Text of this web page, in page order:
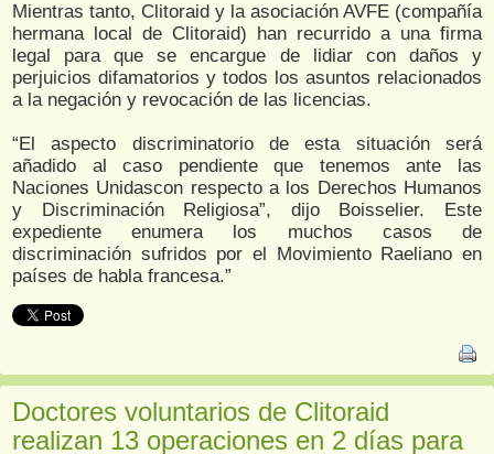
Mientras tanto, Clitoraid y la asociación AVFE (compañía
hermana local de Clitoraid) han recurrido a una firma
legal para que se encargue de lidiar con daños y
perjuicios difamatorios y todos los asuntos relacionados
a la negación y revocación de las licencias.
“El aspecto discriminatorio de esta situación será
añadido al caso pendiente que tenemos ante las
Naciones Unidascon respecto a los Derechos Humanos
y Discriminación Religiosa”, dijo Boisselier. Este
expediente enumera los muchos casos de
discriminación sufridos por el Movimiento Raeliano en
países de habla francesa.”
Doctores voluntarios de Clitoraid
realizan 13 operaciones en 2 días para